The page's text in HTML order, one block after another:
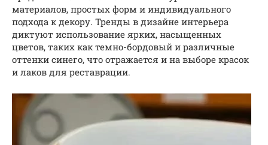
материалов, простых форм и индивидуального
подхода к декору. Тренды в дизайне интерьера
диктуют использование ярких, насыщенных
цветов, таких как темно-бордовый и различные
оттенки синего, что отражается и на выборе красок
и лаков для реставрации.